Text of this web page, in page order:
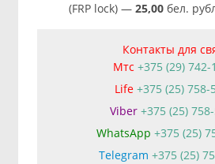
(FRP lock) — 25,00бел.
Контакты для
Мтс +375 (29) 742-
Life+375 (25) 758-
Viber +375 (25)
WhatsApp +375 (25)
Telegram +375 (25)